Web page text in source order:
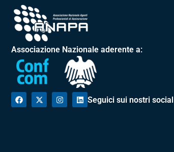
Associazione Nazionale aderente a:
Seguici sui nostri social